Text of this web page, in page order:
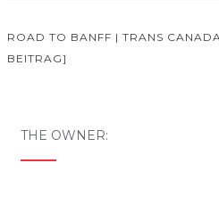
ROAD TO BANFF | TRANS
BEITRAG]
THE OWNER: